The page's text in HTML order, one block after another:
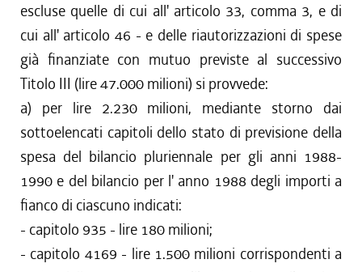
escluse quelle di cui all' articolo 33, comma 3, e di
cui all' articolo 46 - e delle riautorizzazioni di spese
già finanziate con mutuo previste al successivo
Titolo III (lire 47.000 milioni) si provvede:
a) per lire 2.230 milioni, mediante storno dai
sottoelencati capitoli dello stato di previsione della
spesa del bilancio pluriennale per gli anni 1988-
1990 e del bilancio per l' anno 1988 degli importi a
fianco di ciascuno indicati:
- capitolo 935 - lire 180 milioni;
- capitolo 4169 - lire 1.500 milioni corrispondenti a